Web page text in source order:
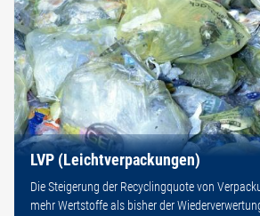
LVP (Leichtverpackungen)
Die Steigerung der Recyclingquote von
mehr Wertstoffe als bisher der